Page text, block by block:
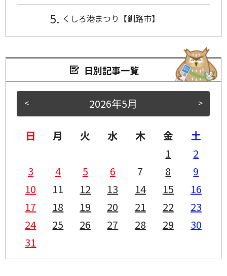
くしろ港まつり【釧路市】
日別記事一覧
< >
2026年5月
日 月 火 水 木 金
土
1
2
3
4 5 6 7 8
9
10
11 12 13 14 15
16
17
18 19 20 21 22
23
24
25 26 27 28 29
30
31